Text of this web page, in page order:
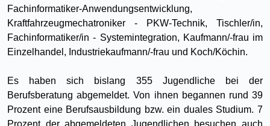
Fachinformatiker-Anwendungsentwicklung,
Kraftfahrzeugmechatroniker - PKW-Technik, Tischler/in,
Fachinformatiker/in - Systemintegration, Kaufmann/-frau im
Einzelhandel, Industriekaufmann/-frau und Koch/Köchin.
Es haben sich bislang 355 Jugendliche bei der
Berufsberatung abgemeldet. Von ihnen begannen rund 39
Prozent eine Berufsausbildung bzw. ein duales Studium. 7
Prozent der abgemeldeten Jugendlichen besuchen auch